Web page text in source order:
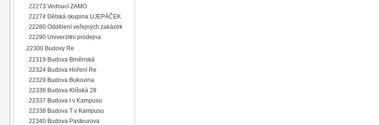
22273 Vedoucí ZAMO
22274 Dětská skupina UJEPÁČEK
22280 Oddělení veřejných zakázek
22290 Univerzitní prodejna
22300 Budovy Re
22319 Budova Brněnská
22324 Budova Hoření Re
22329 Budova Bukovina
22336 Budova Klíšská 28
22337 Budova I v Kampusu
22338 Budova T v Kampusu
22340 Budova Pasteurova